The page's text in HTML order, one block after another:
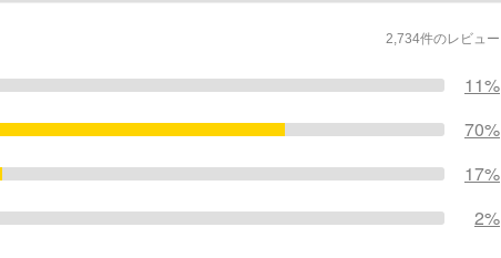
2,734件のレビュー
11%
70%
17%
2%